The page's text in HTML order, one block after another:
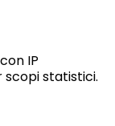
IP
scopi statistici.